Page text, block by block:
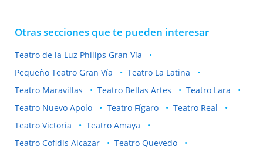
Otras secciones que te pueden interesar
Teatro de la Luz Philips Gran Vía
Pequeño Teatro Gran Vía
Teatro La Latina
Teatro Maravillas
Teatro Bellas Artes
Teatro Lara
Teatro Nuevo Apolo
Teatro Fígaro
Teatro Real
Teatro Victoria
Teatro Amaya
Teatro Cofidis Alcazar
Teatro Quevedo